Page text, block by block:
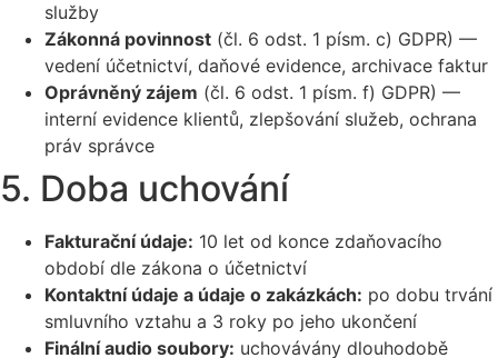
služby
Zákonná povinnost (čl. 6 odst. 1 písm. c) GDPR) —
vedení účetnictví, daňové evidence, archivace faktur
Oprávněný zájem (čl. 6 odst. 1 písm. f) GDPR) —
interní evidence klientů, zlepšování služeb, ochrana
práv správce
5. Doba uchování
Fakturační údaje: 10 let od konce zdaňovacího
období dle zákona o účetnictví
Kontaktní údaje a údaje o zakázkách: po dobu trvání
smluvního vztahu a 3 roky po jeho ukončení
Finální audio soubory: uchovávány dlouhodobě